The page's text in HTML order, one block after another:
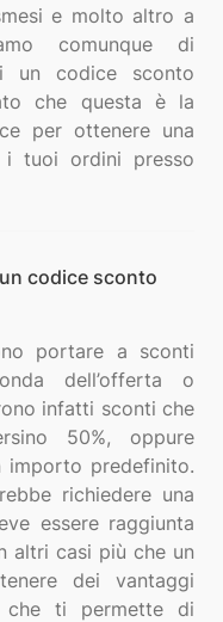
e molto altro a
comunque di
un codice sconto
che questa è la
per ottenere una
tuoi ordini presso
codice sconto
portare a sconti
dell’offerta o
infatti sconti che
50%, oppure
importo predefinito.
richiedere una
essere raggiunta
altri casi più che un
dei vantaggi
che ti permette di